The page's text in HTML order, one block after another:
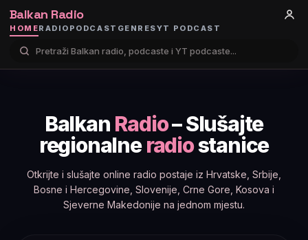
Balkan Radio
HOMERADIO PODCAST GENRESYT PODCAST
Balkan Radio– Slušajte
regionalneradiostanice
Otkrijte i slušajte online radio postaje iz Hrvatske, Srbije,
Bosne i Hercegovine, Slovenije, Crne Gore, Kosova i
Sjeverne Makedonije na jednom mjestu.